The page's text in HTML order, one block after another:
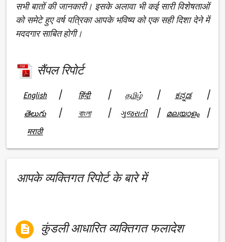
सभी बातों की जानकारी। इसके अलावा भी कई सारी विशेषताओं
को समेटे हुए वर्ष पत्रिका आपके भविष्य को एक सही दिशा देने में
मददगार साबित होगी।
सैंपल रिपोर्ट
English | हिंदी | தமிழ் | ಕನ್ನಡ |
తెలుగు | বাংলা | ગુજરાતી | മലയാളം |
मराठी
आपके व्यक्तिगत रिपोर्ट के बारे में
 कुंडली आधारित व्यक्तिगत फलादेश